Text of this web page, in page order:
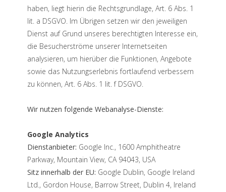
haben, liegt hierin die Rechtsgrundlage, Art. 6 Abs. 1
lit. a DSGVO. Im Übrigen setzen wir den jeweiligen
Dienst auf Grund unseres berechtigten Interesse ein,
die Besucherströme unserer Internetseiten
analysieren, um hierüber die Funktionen, Angebote
sowie das Nutzungserlebnis fortlaufend verbessern
zu können, Art. 6 Abs. 1 lit. f DSGVO.
Wir nutzen folgende Webanalyse-Dienste:
Google Analytics
Dienstanbieter: Google Inc., 1600 Amphitheatre
Parkway, Mountain View, CA 94043, USA
Sitz innerhalb der EU: Google Dublin, Google Ireland
Ltd., Gordon House, Barrow Street, Dublin 4, Ireland